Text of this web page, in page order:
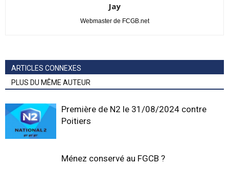
Jay
Webmaster de FCGB.net
ARTICLES CONNEXES
PLUS DU MÊME AUTEUR
Première de N2 le 31/08/2024 contre
Poitiers
Ménez conservé au FGCB ?